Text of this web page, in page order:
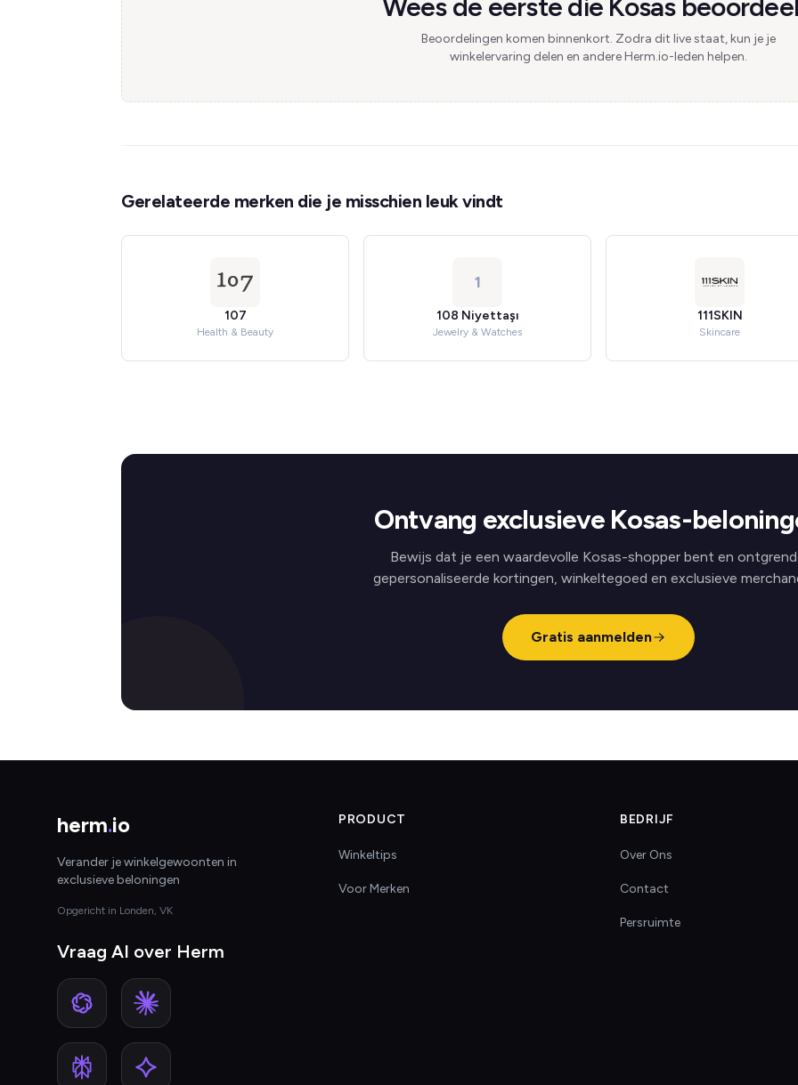
Wees de eerste die Kosas
Beoordelingen komen binnenkort. Zodra dit live staat, kun je je
winkelervaring delen en andere Herm.io-leden helpen.
Gerelateerde merken die je misschien leuk vindt
107
Health & Beauty
1
108 Niyettaşı
Jewelry & Watches
111SKIN
Skincare
Ontvang exclusieve Kosas-
Bewijs dat je een waardevolle Kosas-shopper bent en
gepersonaliseerde kortingen, winkeltegoed en exclusieve
Gratis aanmelden
herm.io
Verander je winkelgewoonten in
exclusieve beloningen
Opgericht in Londen, VK
Vraag AI over Herm
PRODUCT
Winkeltips
Voor Merken
BEDRIJF
Over Ons
Contact
Persruimte